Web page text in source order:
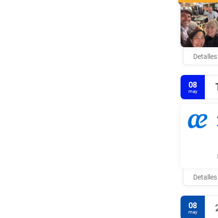
Detalles
08
may
Detalles
08
may